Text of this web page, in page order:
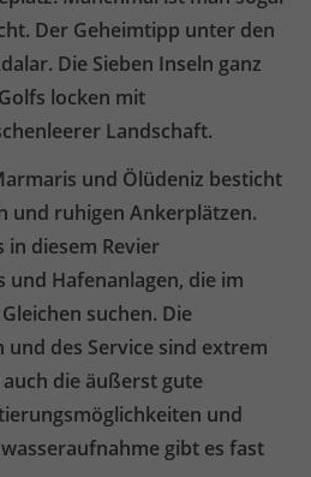
Der Geheimtipp unter den
Die Sieben Inseln ganz
locken mit
Landschaft.
und Ölüdeniz besticht
und ruhigen Ankerplätzen.
in diesem Revier
Hafenanlagen, die im
suchen. Die
und des Service sind extrem
die äußerst gute
und
gibt es fast